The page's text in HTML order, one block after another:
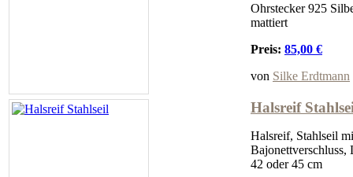
Ohrstecker 925
mattiert
Preis: 85,00 €
von Silke Erdtmann
Halsreif
Halsreif, Stahlseil
Bajonettverschluss,
42 oder 45 cm